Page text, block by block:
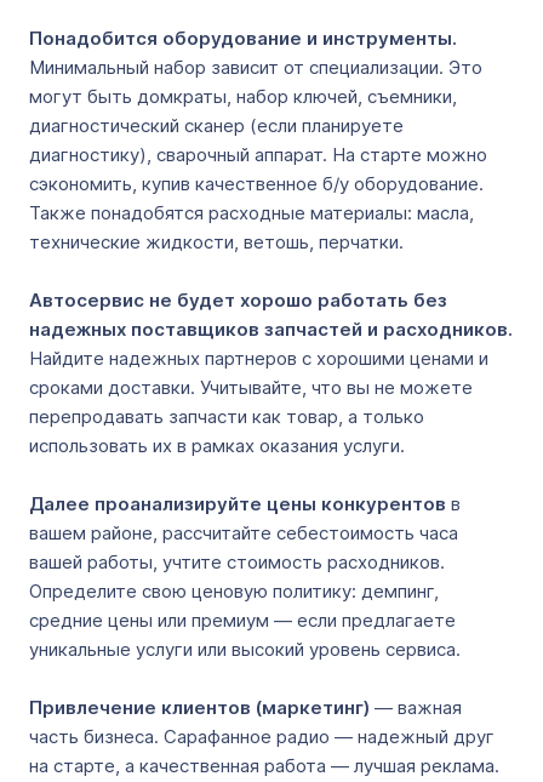
Понадобится оборудование и инструменты.
Минимальный набор зависит от специализации. Это
могут быть домкраты, набор ключей, съемники,
диагностический сканер (если планируете
диагностику), сварочный аппарат. На старте можно
сэкономить, купив качественное б/у оборудование.
Также понадобятся расходные материалы: масла,
технические жидкости, ветошь, перчатки.
Автосервис не будет хорошо работать без
надежных поставщиков запчастей и расходников.
Найдите надежных партнеров с хорошими ценами и
сроками доставки. Учитывайте, что вы не можете
перепродавать запчасти как товар, а только
использовать их в рамках оказания услуги.
Далее проанализируйте цены конкурентов в
вашем районе, рассчитайте себестоимость часа
вашей работы, учтите стоимость расходников.
Определите свою ценовую политику: демпинг,
средние цены или премиум ― если предлагаете
уникальные услуги или высокий уровень сервиса.
Привлечение клиентов (маркетинг) ― важная
часть бизнеса. Сарафанное радио ― надежный друг
на старте, а качественная работа ― лучшая реклама.